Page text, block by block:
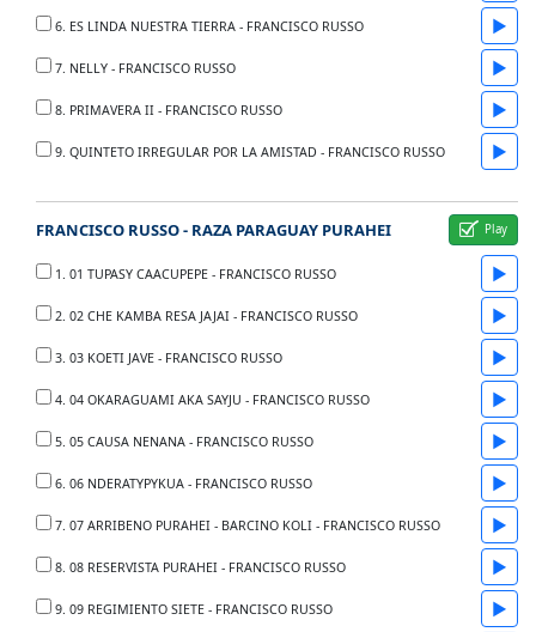
6. ES LINDA NUESTRA TIERRA - FRANCISCO RUSSO ▶
7. NELLY - FRANCISCO RUSSO ▶
8. PRIMAVERA II - FRANCISCO RUSSO ▶
9. QUINTETO IRREGULAR POR LA AMISTAD - FRANCISCO RUSSO ▶
FRANCISCO RUSSO - RAZA PARAGUAY PURAHEI
1. 01 TUPASY CAACUPEPE - FRANCISCO RUSSO ▶
2. 02 CHE KAMBA RESA JAJAI - FRANCISCO RUSSO ▶
3. 03 KOETI JAVE - FRANCISCO RUSSO ▶
4. 04 OKARAGUAMI AKA SAYJU - FRANCISCO RUSSO ▶
5. 05 CAUSA NENANA - FRANCISCO RUSSO ▶
6. 06 NDERATYPYKUA - FRANCISCO RUSSO ▶
7. 07 ARRIBENO PURAHEI - BARCINO KOLI - FRANCISCO RUSSO ▶
8. 08 RESERVISTA PURAHEI - FRANCISCO RUSSO ▶
9. 09 REGIMIENTO SIETE - FRANCISCO RUSSO ▶